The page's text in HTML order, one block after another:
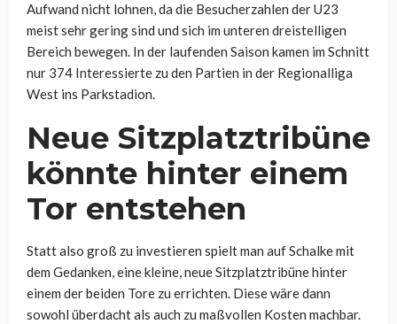
Aufwand nicht lohnen, da die Besucherzahlen der U23
meist sehr gering sind und sich im unteren dreistelligen
Bereich bewegen. In der laufenden Saison kamen im Schnitt
nur 374 Interessierte zu den Partien in der Regionalliga
West ins Parkstadion.
Neue Sitzplatztribüne
könnte hinter einem
Tor entstehen
Statt also groß zu investieren spielt man auf Schalke mit
dem Gedanken, eine kleine, neue Sitzplatztribüne hinter
einem der beiden Tore zu errichten. Diese wäre dann
sowohl überdacht als auch zu maßvollen Kosten machbar.